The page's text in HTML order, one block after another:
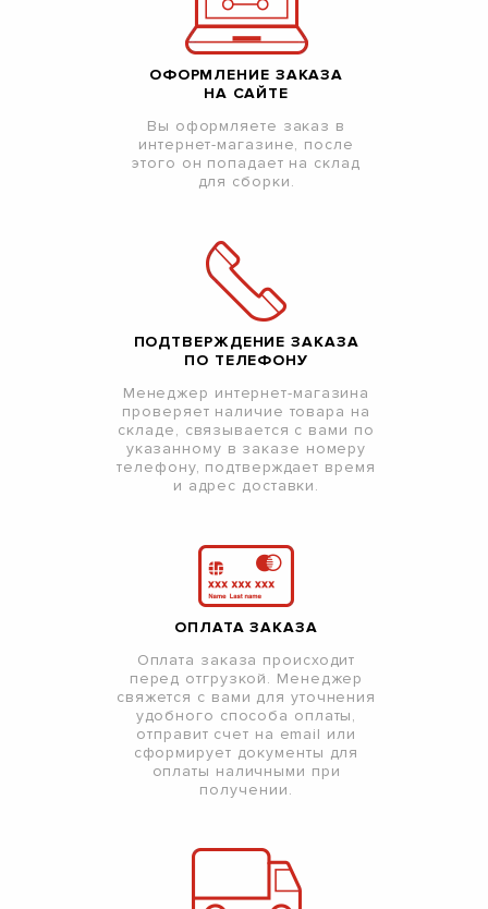
ОФОРМЛЕНИЕ ЗАКАЗА
НА САЙТЕ
Вы оформляете заказ в
интернет-магазине, после
этого он попадает на склад
для сборки.
ПОДТВЕРЖДЕНИЕ ЗАКАЗА
ПО ТЕЛЕФОНУ
Менеджер интернет-магазина
проверяет наличие товара на
складе, связывается с вами по
указанному в заказе номеру
телефону, подтверждает время
и адрес доставки.
ОПЛАТА ЗАКАЗА
Оплата заказа происходит
перед отгрузкой. Менеджер
свяжется с вами для уточнения
удобного способа оплаты,
отправит счет на email или
сформирует документы для
оплаты наличными при
получении.